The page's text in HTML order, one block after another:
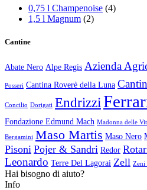
0,75 l Champenoise (4)
1,5 l Magnum (2)
Cantine
Abate Nero Alpe Regis Azienda
Posseri Cantina Roverè della Luna
Concilio Dorigati Endrizzi
Fondazione Edmund Mach Madonna delle
Bergamini Maso Martis Maso Nero
Pisoni Pojer & Sandri Redor
Leonardo Terre Del Lagorai Zell Zeni
Hai bisogno di aiuto?
Info